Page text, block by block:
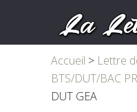
Accueil > Lettre
BTS/DUT/BAC
DUT GEA